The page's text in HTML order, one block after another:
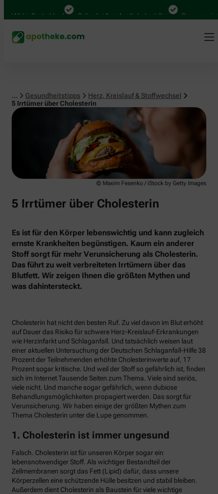
in Deutschland Online bei Ihrer Apotheke bestellen Bequem
... Gesundheitstipps
Herz, Kreislauf & Stoffwechsel
5 Irrtümer über Cholesterin
Herz, Kreislauf & Stoffwechsel
© Maxim Fesenko / iStock by Getty Images
5 Irrtümer über Cholesterin
Es ist für den Körper lebenswichtig und kann zugleich
ernste Krankheiten begünstigen. Kaum ein anderer
Stoff sorgt für mehr Verunsicherung als Cholesterin.
Das führt zu weit verbreiteten Irrtümern über das
Blutfett. Wir zeigen Ihnen die größten Mythen und
was dahintersteckt.
Cholesterin hat nicht den besten Ruf. Zu viel davon im Blut erhöht
auf Dauer das Risiko für schwere Herz-Kreislauf-Erkrankungen
wie Herzinfarkt und Schlaganfall. Und tatsächlich weisen laut
einer aktuellen Untersuchung der Deutschen Schlaganfall-Hilfe 38
Prozent der Teilnehmenden erhöhte Cholesterinwerte auf, 17
Prozent sogar kritische. Und weil der Stoff so gefährlich ist, finden
sich im Internet Tausende Seiten zum Thema. Viele sind seriös,
viele nicht. Und manche sogar gefährlich, wenn dubiose
Behandlungsmöglichkeiten propagiert werden. Das sorgt für
Verunsicherung. Wir haben einige der größten Mythen zum
Thema Cholesterin unter die Lupe genommen.
1. Cholesterin ist immer ungesund
Falsch. Cholesterin ist für unseren Körper sogar ein
lebensnotwendiger Stoff. Als wichtiger Bestandteil der
Zellmembranen sorgt das Fett (Lipid) dafür, dass unsere
Körperzellen eine schützende Hülle besitzen und stabil bleiben.
Außerdem dient Cholesterin als Baustein für viele wichtige